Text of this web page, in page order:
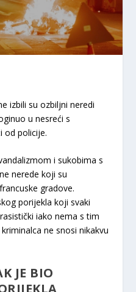
izbili su ozbiljni neredi
u nesreći s
od policije.
i sukobima s
nerede koji su
gradove.
porijekla koji svaki
iako nema s tim
ne snosi nikakvu
JE BIO